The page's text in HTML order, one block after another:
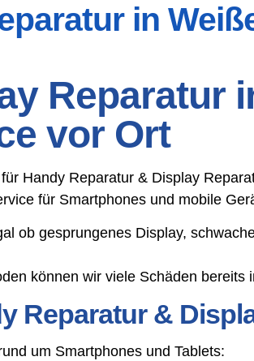
in
Reparatur
vor Ort
Handy Reparatur & Display
für Smartphones und mobile
ob gesprungenes Display,
können wir viele Schäden bereits
Reparatur &
um Smartphones und Tablets: